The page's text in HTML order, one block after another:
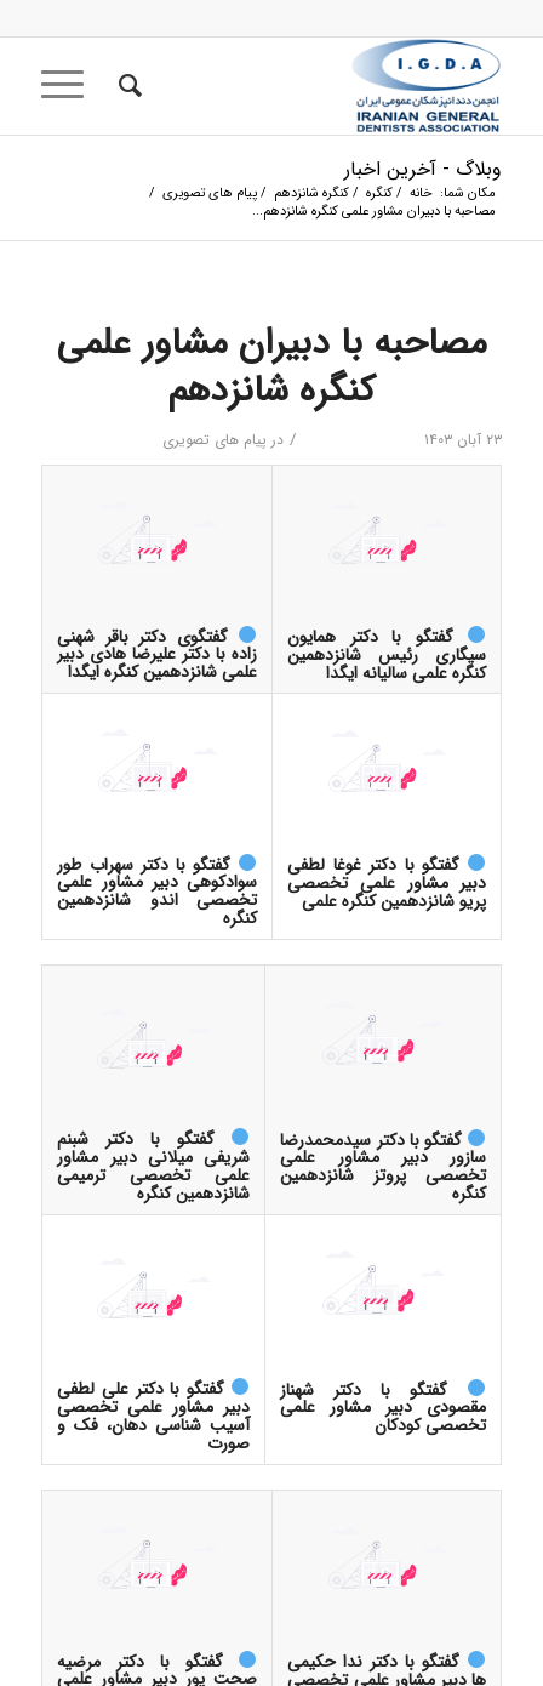
وبلاگ - آخرین اخبار
مکان شما: خانه / کنگره / کنگره شانزدهم / پیام های تصویری /
مصاحبه با دبیران مشاور علمی کنگره شانزدهم...
مصاحبه با دبیران مشاور علمی
کنگره شانزدهم
۲۳ آبان ۱۴۰۳ / در پیام های تصویری
گفتگو با دکتر همایون
سیگاری رئیس شانزدهمین
کنگره علمی سالیانه ایگدا
گفتگوی دکتر باقر شهنی
زاده با دکتر علیرضا هادی دبیر
علمی شانزدهمین کنگره ایگدا
گفتگو با دکتر غوغا لطفی
دبیر مشاور علمی تخصصی
پریو شانزدهمین کنگره علمی
گفتگو با دکتر سهراب طور
سوادکوهی دبیر مشاور علمی
تخصصی اندو شانزدهمین
کنگره
گفتگو با دکتر سیدمحمدرضا
سازور دبیر مشاور علمی
تخصصی پروتز شانزدهمین
کنگره
گفتگو با دکتر شبنم
شریفی میلانی دبیر مشاور
علمی تخصصی ترمیمی
شانزدهمین کنگره
گفتگو با دکتر شهناز
مقصودی دبیر مشاور علمی
تخصصی کودکان
گفتگو با دکتر علی لطفی
دبیر مشاور علمی تخصصی
آسیب شناسی دهان، فک و
صورت
گفتگو با دکتر ندا حکیمی
ها دبیر مشاور علمی تخصصی
گفتگو با دکتر مرضیه
صحت پور دبیر مشاور علمی